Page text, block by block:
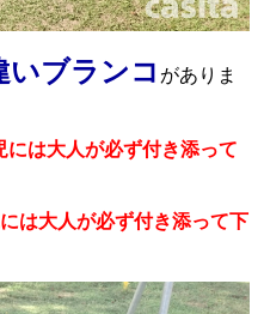
いブランコ がありま
は大人が必ず付き添って
は大人が必ず付き添って下